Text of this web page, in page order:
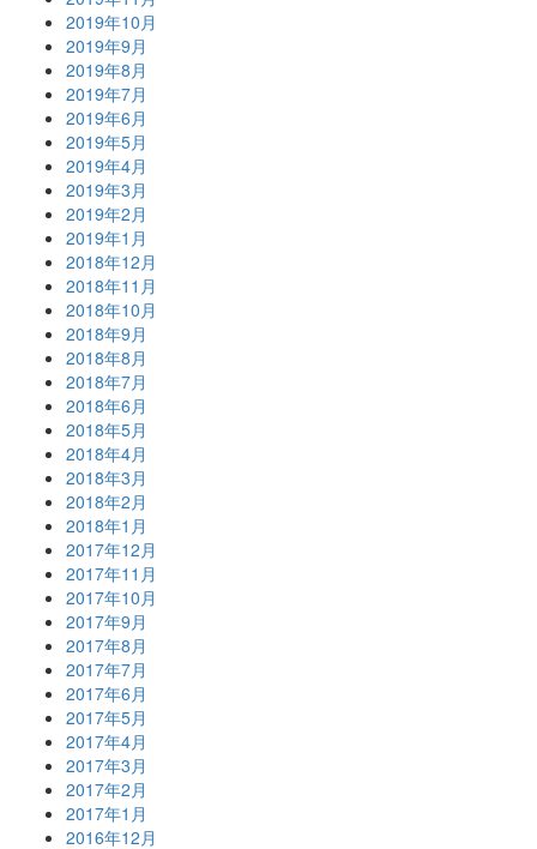
2019年10月
2019年9月
2019年8月
2019年7月
2019年6月
2019年5月
2019年4月
2019年3月
2019年2月
2019年1月
2018年12月
2018年11月
2018年10月
2018年9月
2018年8月
2018年7月
2018年6月
2018年5月
2018年4月
2018年3月
2018年2月
2018年1月
2017年12月
2017年11月
2017年10月
2017年9月
2017年8月
2017年7月
2017年6月
2017年5月
2017年4月
2017年3月
2017年2月
2017年1月
2016年12月